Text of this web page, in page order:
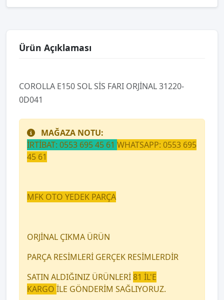
Ürün Açıklaması
COROLLA E150 SOL SİS FARI ORJİNAL 31220-
0D041
MAĞAZA NOTU:
İRTİBAT: 0553 695 45 61 WHATSAPP: 0553 695
45 61
MFK OTO YEDEK PARÇA
ORJİNAL ÇIKMA ÜRÜN
PARÇA RESİMLERİ GERÇEK RESİMLERDİR
SATIN ALDIĞINIZ ÜRÜNLERİ 81 İL'E
KARGO İLE GÖNDERİM SAĞLIYORUZ.